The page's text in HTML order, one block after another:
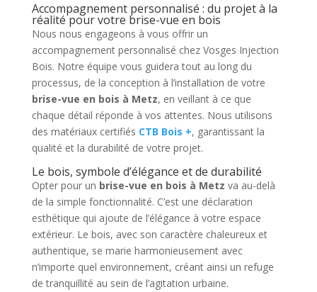
Accompagnement personnalisé : du projet à la
réalité pour votre brise-vue en bois
Nous nous engageons à vous offrir un
accompagnement personnalisé chez Vosges Injection
Bois. Notre équipe vous guidera tout au long du
processus, de la conception à l’installation de votre
brise-vue en bois à Metz, en veillant à ce que
chaque détail réponde à vos attentes. Nous utilisons
des matériaux certifiés CTB Bois +, garantissant la
qualité et la durabilité de votre projet.
Le bois, symbole d’élégance et de durabilité
Opter pour un brise-vue en bois à Metz va au-delà
de la simple fonctionnalité. C’est une déclaration
esthétique qui ajoute de l’élégance à votre espace
extérieur. Le bois, avec son caractère chaleureux et
authentique, se marie harmonieusement avec
n’importe quel environnement, créant ainsi un refuge
de tranquillité au sein de l’agitation urbaine.